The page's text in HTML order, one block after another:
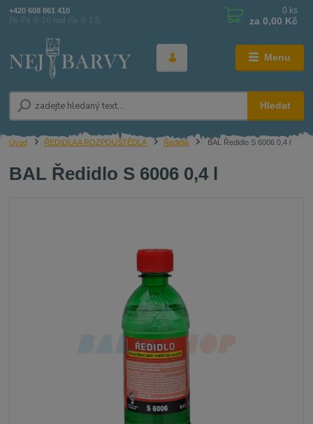
Menu
Hledat
+420 608 861 410
Po-Pá 8-16 hod (So 8-12)
0 ks
za 0,00 Kč
Úvod ŘEDIDLA A ROZPOUŠTĚDLA Ředidla BAL Ředidlo S 6006 0,4 l
BAL Ředidlo S 6006 0,4 l